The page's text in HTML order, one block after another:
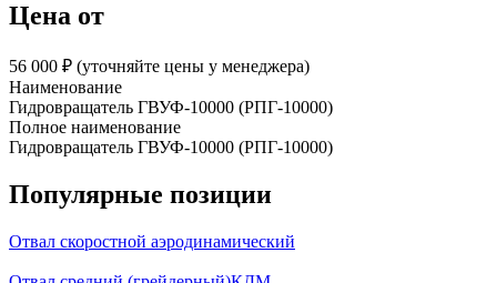
Цена от
56 000 ₽︁ (уточняйте цены у менеджера)
Наименование
Гидровращатель ГВУФ-10000 (РПГ-10000)
Полное наименование
Гидровращатель ГВУФ-10000 (РПГ-10000)
Популярные позиции
Отвал скоростной аэродинамический